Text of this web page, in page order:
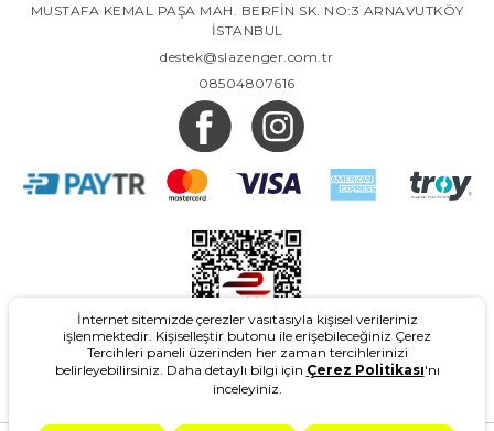
MUSTAFA KEMAL PAŞA MAH. BERFİN SK. NO:3 ARNAVUTKÖY
İSTANBUL
destek@slazenger.com.tr
08504807616
- Slazenger.com.tr - Tüm Hakları Saklıdır.
İnternet sitemizde çerezler vasıtasıyla kişisel verileriniz
işlenmektedir. Kişiselleştir butonu ile erişebileceğiniz Çerez
Tercihleri paneli üzerinden her zaman tercihlerinizi
belirleyebilirsiniz. Daha detaylı bilgi için Çerez Politikası'nı
inceleyiniz.